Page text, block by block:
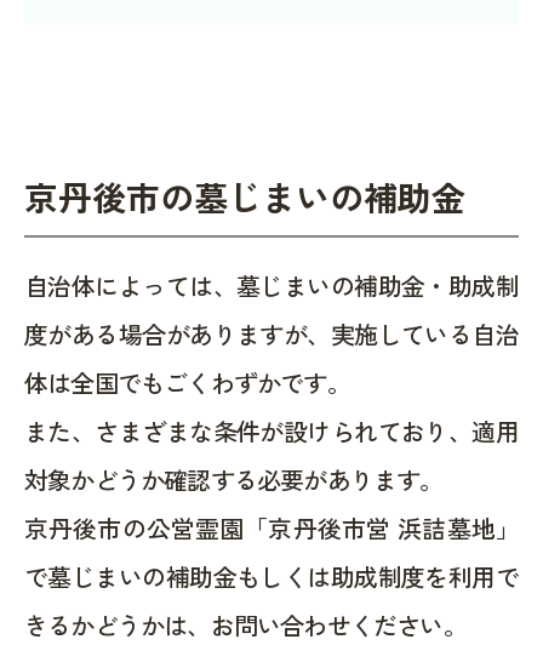
京丹後市の墓じまいの補助金
自治体によっては、墓じまいの補助金・助成制
度がある場合がありますが、実施している自治
体は全国でもごくわずかです。
また、さまざまな条件が設けられており、適用
対象かどうか確認する必要があります。
京丹後市の公営霊園「京丹後市営 浜詰墓地」
で墓じまいの補助金もしくは助成制度を利用で
きるかどうかは、お問い合わせください。